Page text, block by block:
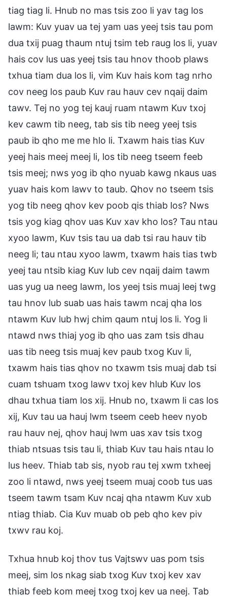
tiag tiag li. Hnub no mas tsis zoo li yav tag los
lawm: Kuv yuav ua tej yam uas yeej tsis tau pom
dua txij puag thaum ntuj tsim teb raug los li, yuav
hais cov lus uas yeej tsis tau hnov thoob plaws
txhua tiam dua los li, vim Kuv hais kom tag nrho
cov neeg los paub Kuv rau hauv cev nqaij daim
tawv. Tej no yog tej kauj ruam ntawm Kuv txoj
kev cawm tib neeg, tab sis tib neeg yeej tsis
paub ib qho me me hlo li. Txawm hais tias Kuv
yeej hais meej meej li, los tib neeg tseem feeb
tsis meej; nws yog ib qho nyuab kawg nkaus uas
yuav hais kom lawv to taub. Qhov no tseem tsis
yog tib neeg qhov kev poob qis thiab los? Nws
tsis yog kiag qhov uas Kuv xav kho los? Tau ntau
xyoo lawm, Kuv tsis tau ua dab tsi rau hauv tib
neeg li; tau ntau xyoo lawm, txawm hais tias twb
yeej tau ntsib kiag Kuv lub cev nqaij daim tawm
uas yug ua neeg lawm, los yeej tsis muaj leej twg
tau hnov lub suab uas hais tawm ncaj qha los
ntawm Kuv lub hwj chim qaum ntuj los li. Yog li
ntawd nws thiaj yog ib qho uas zam tsis dhau
uas tib neeg tsis muaj kev paub txog Kuv li,
txawm hais tias qhov no txawm tsis muaj dab tsi
cuam tshuam txog lawv txoj kev hlub Kuv los
dhau txhua tiam los xij. Hnub no, txawm li cas los
xij, Kuv tau ua hauj lwm tseem ceeb heev nyob
rau hauv nej, qhov hauj lwm uas xav tsis txog
thiab ntsuas tsis tau li, thiab Kuv tau hais ntau lo
lus heev. Thiab tab sis, nyob rau tej xwm txheej
zoo li ntawd, nws yeej tseem muaj coob tus uas
tseem tawm tsam Kuv ncaj qha ntawm Kuv xub
ntiag thiab. Cia Kuv muab ob peb qho kev piv
txwv rau koj.
Txhua hnub koj thov tus Vajtswv uas pom tsis
meej, sim los nkag siab txog Kuv txoj kev xav
thiab feeb kom meej txog txoj kev ua neej. Tab